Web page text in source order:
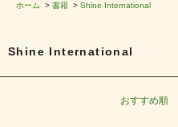
ホーム > 書籍 > Shine International
Shine International
おすすめ順